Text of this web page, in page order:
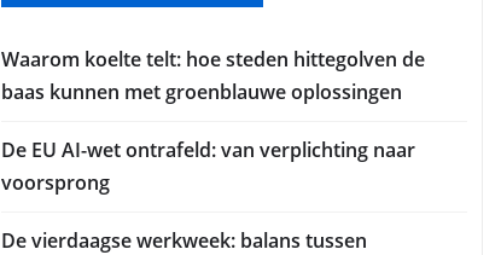
Waarom koelte telt: hoe steden hittegolven de
baas kunnen met groenblauwe oplossingen
De EU AI-wet ontrafeld: van verplichting naar
voorsprong
De vierdaagse werkweek: balans tussen